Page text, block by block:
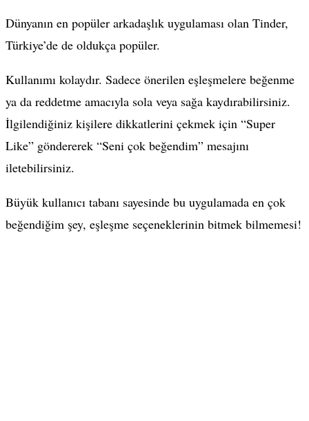
Dünyanın en popüler arkadaşlık uygulaması olan Tinder,
Türkiye’de de oldukça popüler.
Kullanımı kolaydır. Sadece önerilen eşleşmelere beğenme
ya da reddetme amacıyla sola veya sağa kaydırabilirsiniz.
İlgilendiğiniz kişilere dikkatlerini çekmek için “Super
Like” göndererek “Seni çok beğendim” mesajını
iletebilirsiniz.
Büyük kullanıcı tabanı sayesinde bu uygulamada en çok
beğendiğim şey, eşleşme seçeneklerinin bitmek bilmemesi!